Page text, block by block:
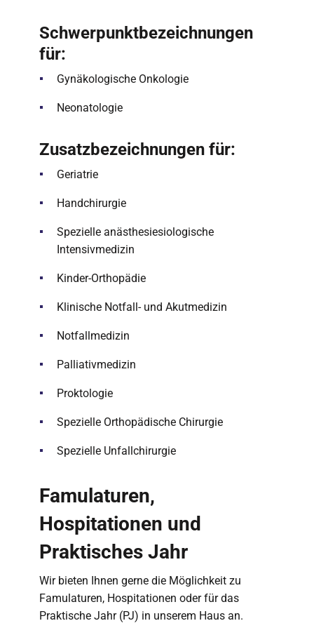
Schwerpunktbezeichnungen
für:
Gynäkologische Onkologie
Neonatologie
Zusatzbezeichnungen für:
Geriatrie
Handchirurgie
Spezielle anästhesiesiologische
Intensivmedizin
Kinder-Orthopädie
Klinische Notfall- und Akutmedizin
Notfallmedizin
Palliativmedizin
Proktologie
Spezielle Orthopädische Chirurgie
Spezielle Unfallchirurgie
Famulaturen,
Hospitationen und
Praktisches Jahr
Wir bieten Ihnen gerne die Möglichkeit zu
Famulaturen, Hospitationen oder für das
Praktische Jahr (PJ) in unserem Haus an.